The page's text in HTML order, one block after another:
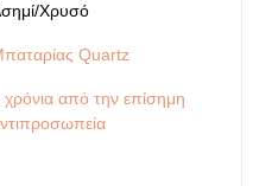
Χρυσό
Quartz
χρόνια από την επίσημη